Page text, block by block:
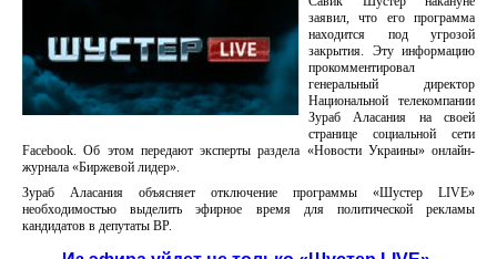
заявил, что его программа
находится под угрозой
закрытия. Эту информацию
прокомментировал
генеральный директор
Национальной телекомпании
Зураб Аласания на своей
странице социальной сети
Facebook. Об этом передают эксперты раздела «Новости Украины» онлайн-
журнала «Биржевой лидер».
Зураб Аласания объясняет отключение программы «Шустер LIVE»
необходимостью выделить эфирное время для политической рекламы
кандидатов в депутаты ВР.